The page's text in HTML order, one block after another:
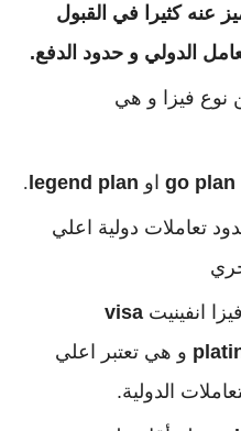
عنه كثيرا في القبول
الدولي و حدود الدفع.
نوع فيزا و هي
go plan او legend plan
.
تعاملات دولية اعلي
انفينيت visa
و هي تعتبر اعلي
الدولية.